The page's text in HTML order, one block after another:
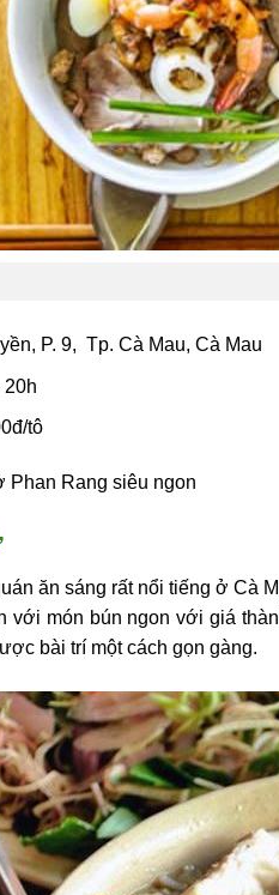
P. 9, Tp. Cà Mau, Cà Mau
tô
Phan Rang siêu ngon
ăn sáng rất nổi tiếng ở Cà
món bún ngon với giá
bài trí một cách gọn gàng.